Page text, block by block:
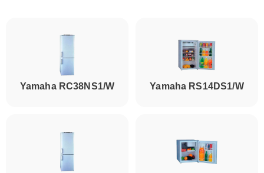
Yamaha RC38NS1/W Yamaha RS14DS1/W